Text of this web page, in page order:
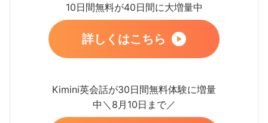
10日間無料が40日間に大増量中
詳しくはこちら
Kimini英会話が30日間無料体験に増量
中＼8月10日まで／